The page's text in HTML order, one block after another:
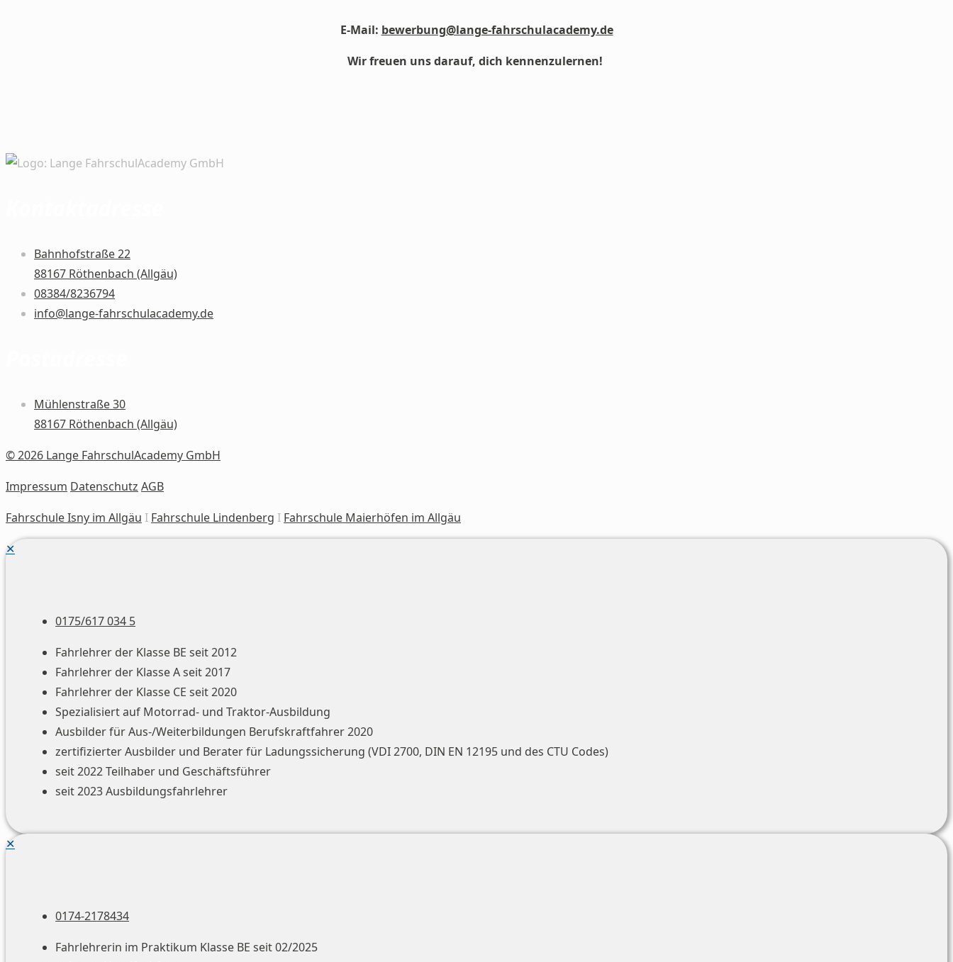
E-Mail: bewerbung@lange-fahrschulacademy.de
Wir freuen uns darauf, dich kennenzulernen!
Bahnhofstraße 22
88167 Röthenbach (Allgäu)
08384/8236794
info@lange-fahrschulacademy.de
Mühlenstraße 30
88167 Röthenbach (Allgäu)
© 2026 Lange FahrschulAcademy GmbH
Impressum Datenschutz AGB
Fahrschule Isny im Allgäu I Fahrschule Lindenberg I Fahrschule Maierhöfen im Allgäu
✕
0175/617 034 5
Fahrlehrer der Klasse BE seit 2012
Fahrlehrer der Klasse A seit 2017
Fahrlehrer der Klasse CE seit 2020
Spezialisiert auf Motorrad- und Traktor-Ausbildung
Ausbilder für Aus-/Weiterbildungen Berufskraftfahrer 2020
zertifizierter Ausbilder und Berater für Ladungssicherung (VDI 2700, DIN EN 12195 und des CTU Codes)
seit 2022 Teilhaber und Geschäftsführer
seit 2023 Ausbildungsfahrlehrer
✕
0174-2178434
Fahrlehrerin im Praktikum Klasse BE seit 02/2025